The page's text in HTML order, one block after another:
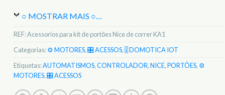
○ MOSTRAR MAIS ○…
REF:Acessorios para kit de portões Nice de correr KA1
Categorias:⚙️ MOTORES,🎛️ ACESSOS, 🎚️ DOMOTICA IOT
Etiquetas:AUTOMATISMOS,CONTROLADOR,NICE,PORTÕES, ⚙️
MOTORES,🎛️ ACESSOS